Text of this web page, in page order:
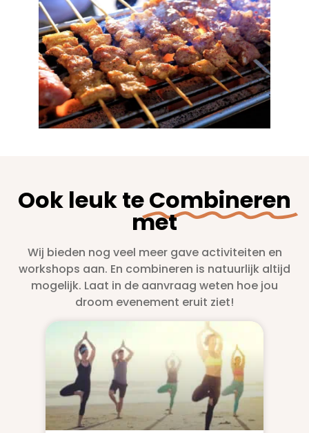
Ook leuk teCombineren
met
Wij bieden nog veel meer gave activiteiten en
workshops aan. En combineren is natuurlijk altijd
mogelijk. Laat in de aanvraag weten hoe jou
droom evenement eruit ziet!